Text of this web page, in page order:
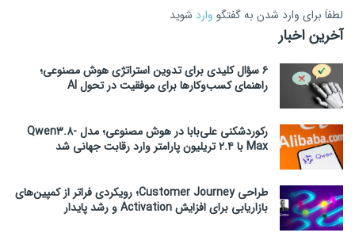
لطفاَ برای وارد شدن به گفتگو وارد شوید
آخرین اخبار
۶ سؤال کلیدی برای تدوین استراتژی هوش مصنوعی؛
راهنمای کسب‌وکارها برای موفقیت در تحول AI
رکوردشکنی علی‌بابا در هوش مصنوعی؛ مدل Qwen3.8-
Max با ۲.۴ تریلیون پارامتر وارد رقابت جهانی شد
طراحی Customer Journey؛ رویکردی فراتر از کمپین‌های
بازاریابی برای افزایش Activation و رشد پایدار